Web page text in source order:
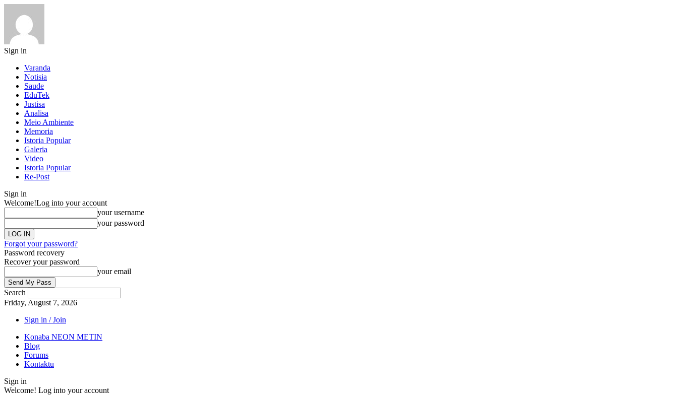
Sign in
Varanda
Notisia
Saude
EduTek
Justisa
Analisa
Meio Ambiente
Memoria
Istoria Popular
Galeria
Video
Istoria Popular
Re-Post
Sign in
Welcome!Log into your account
your username
your password
Forgot your password?
Password recovery
Recover your password
your email
Search
Friday, August 7, 2026
Sign in / Join
Konaba NEON METIN
Blog
Forums
Kontaktu
Sign in
Welcome! Log into your account